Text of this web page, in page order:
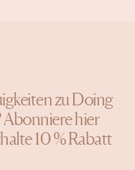
zu Doing
hier
10 % Rabatt